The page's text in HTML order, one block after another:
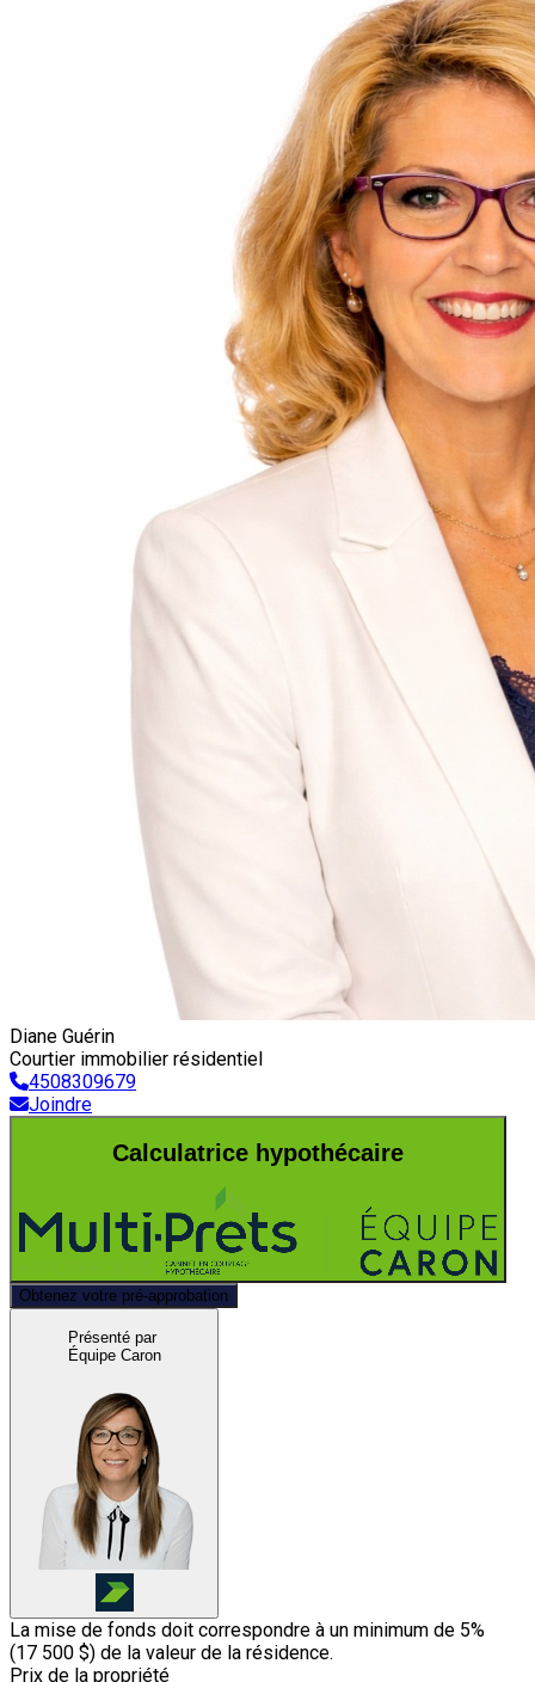
Diane Guérin
Courtier immobilier résidentiel
4508309679
Joindre
Calculatrice hypothécaire
Obtenez votre pré-approbation
Présenté par
Équipe Caron
La mise de fonds doit correspondre à un minimum de 5%
(17 500 $) de la valeur de la résidence.
Prix de la propriété